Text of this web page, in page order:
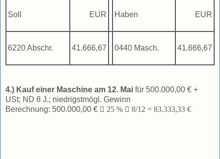
Soll EUR Haben EUR
6220 Abschr. 41.666,67 0440 Masch. 41.666,67
4.) Kauf einer Maschine am 12. Mai für 500.000,00 € +
USt; ND 8 J.; niedrigstmögl. Gewinn
Berechnung: 500.000,00 €  25 %  8/12 = 83.333,33 €